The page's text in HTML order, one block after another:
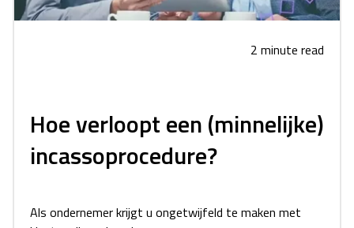
2 minute read
Hoe verloopt een (minnelijke)
incassoprocedure?
Als ondernemer krijgt u ongetwijfeld te maken met